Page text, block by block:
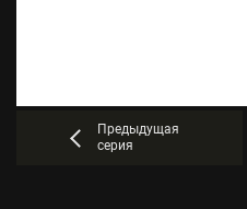
Предыдущая
серия